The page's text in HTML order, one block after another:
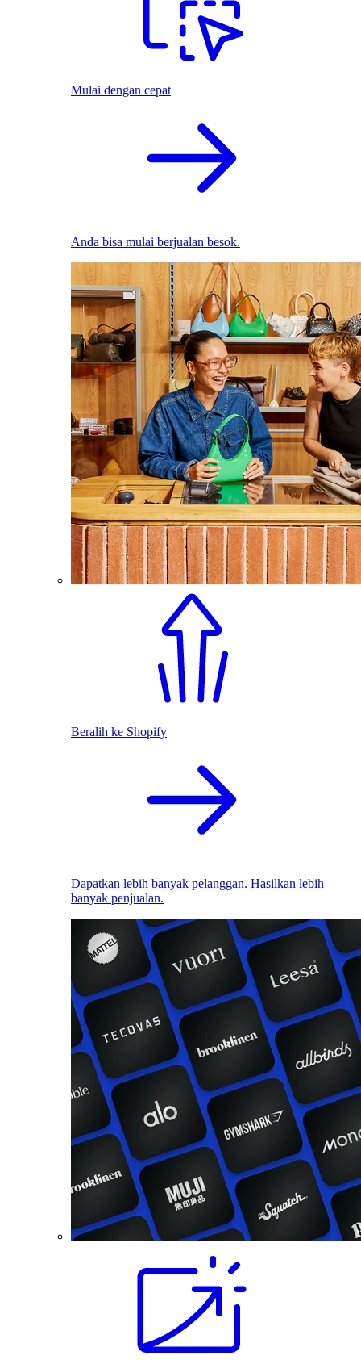
Mulai dengan cepat
Anda bisa mulai berjualan besok.
Beralih ke Shopify
Dapatkan lebih banyak pelanggan. Hasilkan lebih
banyak penjualan.